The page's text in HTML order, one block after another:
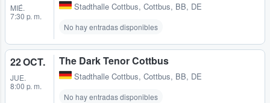
MIÉ.
7:30 p. m.
Stadthalle Cottbus, Cottbus, BB, DE
No hay entradas disponibles
22 OCT.
JUE.
8:00 p. m.
The Dark Tenor Cottbus
Stadthalle Cottbus, Cottbus, BB, DE
No hay entradas disponibles